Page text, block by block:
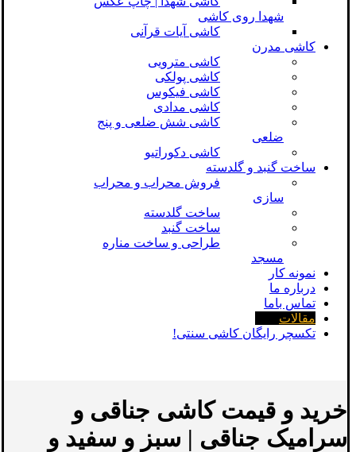
شهدا روی کاشی
کاشی آیات قرآنی
کاشی مدرن
کاشی مترویی
کاشی پولکی
کاشی فیکوس
کاشی مدادی
کاشی شش ضلعی و پنج
ضلعی
کاشی دکوراتیو
ساخت گنبد و گلدسته
فروش محراب و محراب
سازی
ساخت گلدسته
ساخت گنبد
طراحی و ساخت مناره
مسجد
نمونه کار
درباره ما
تماس باما
مقالات
تکسچر رایگان کاشی سنتی!
خرید و قیمت کاشی جناقی و
سرامیک جناقی | سبز و سفید و